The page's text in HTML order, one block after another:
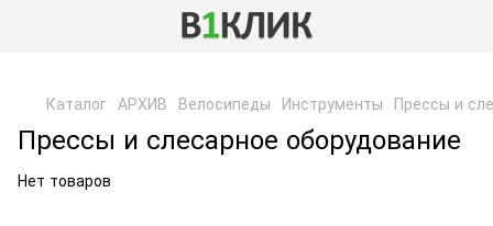
Каталог АРХИВ Велосипеды Инструменты Прессы и
Прессы и слесарное оборудование
Нет товаров